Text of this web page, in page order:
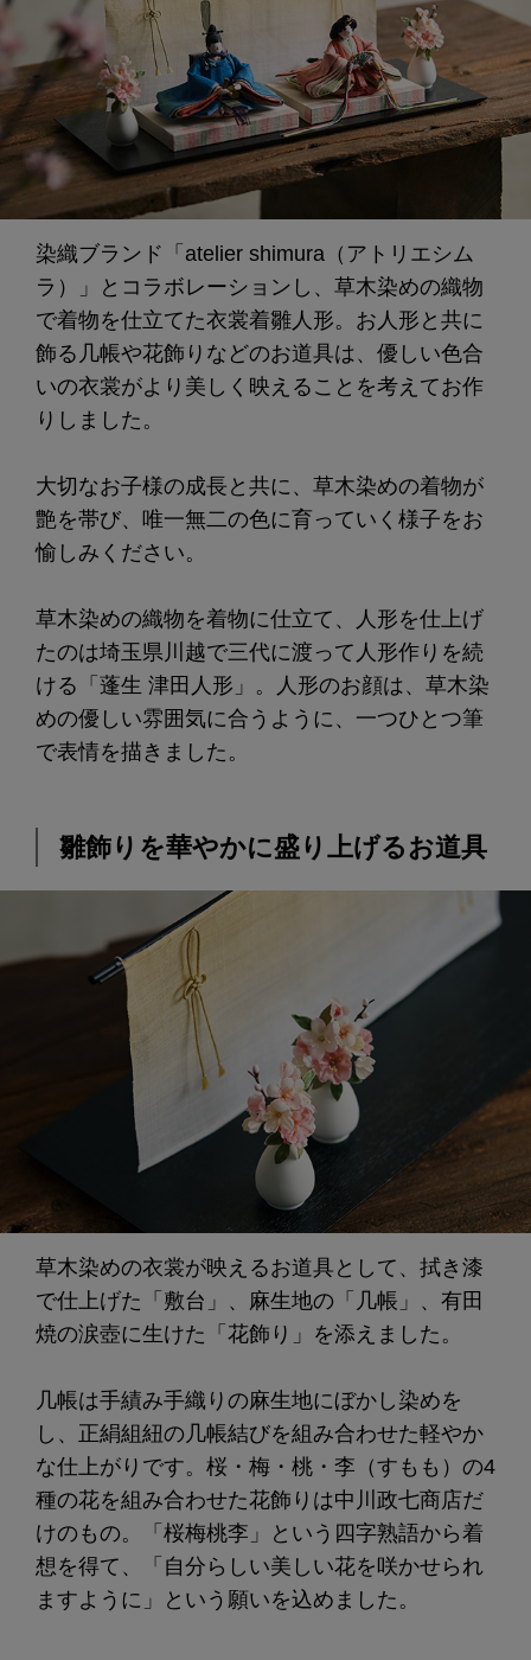
染織ブランド「atelier shimura（アトリエシム
ラ）」とコラボレーションし、草木染めの織物
で着物を仕立てた衣裳着雛人形。お人形と共に
飾る几帳や花飾りなどのお道具は、優しい色合
いの衣裳がより美しく映えることを考えてお作
りしました。
大切なお子様の成長と共に、草木染めの着物が
艶を帯び、唯一無二の色に育っていく様子をお
愉しみください。
草木染めの織物を着物に仕立て、人形を仕上げ
たのは埼玉県川越で三代に渡って人形作りを続
ける「蓬生 津田人形」。人形のお顔は、草木染
めの優しい雰囲気に合うように、一つひとつ筆
で表情を描きました。
雛飾りを華やかに盛り上げるお道具
草木染めの衣裳が映えるお道具として、拭き漆
で仕上げた「敷台」、麻生地の「几帳」、有田
焼の涙壺に生けた「花飾り」を添えました。
几帳は手績み手織りの麻生地にぼかし染めを
し、正絹組紐の几帳結びを組み合わせた軽やか
な仕上がりです。桜・梅・桃・李（すもも）の4
種の花を組み合わせた花飾りは中川政七商店だ
けのもの。「桜梅桃李」という四字熟語から着
想を得て、「自分らしい美しい花を咲かせられ
ますように」という願いを込めました。